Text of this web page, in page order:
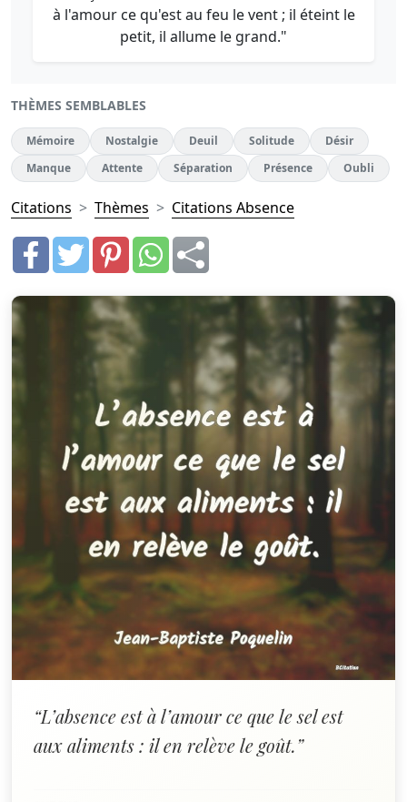
à l'amour ce qu'est au feu le vent ; il éteint le
petit, il allume le grand."
THÈMES SEMBLABLES
Mémoire Nostalgie Deuil Solitude
Désir
Manque
Attente Séparation Présence Oubli
Citations Thèmes Citations Absence
“L’absence est à l’amour ce que le sel est
aux aliments : il en relève le goût.”